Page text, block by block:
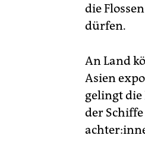
die
dürfen.
An Land
Asien
gelingt
der